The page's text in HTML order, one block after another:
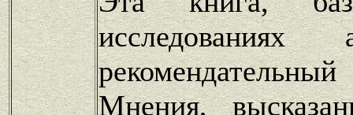
исследованиях
Мнения,